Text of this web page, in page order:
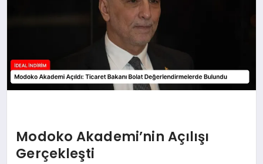
Modoko Akademi’nin Açılışı
Gerçekleşti